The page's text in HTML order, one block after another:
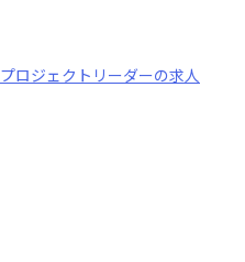
プロジェクトリーダーの求人